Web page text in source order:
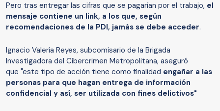
Pero tras entregar las cifras que se pagarían por el trabajo, el
mensaje contiene un link, a los que, según
recomendaciones de la PDI, jamás se debe acceder.
Ignacio Valeria Reyes, subcomisario de la Brigada
Investigadora del Cibercrimen Metropolitana, aseguró
que "este tipo de acción tiene como finalidad engañar a las
personas para que hagan entrega de información
confidencial y así, ser utilizada con fines delictivos"